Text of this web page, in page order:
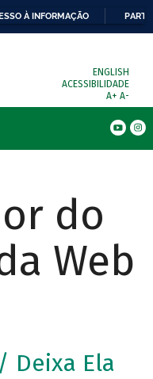
À INFORMAÇÃO
ENGLISH
ACESSIBILIDADE
A+ A-
do
Web
Deixa Ela